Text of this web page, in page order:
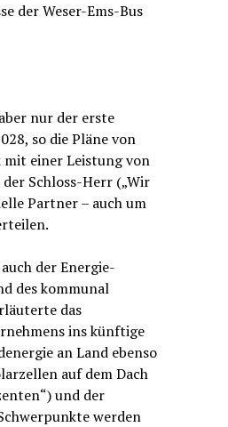
der Weser-Ems-Bus
nur der erste
so die Pläne von
einer Leistung von
Schloss-Herr („Wir
Partner – auch um
der Energie-
des kommunal
das
ins künftige
an Land ebenso
auf dem Dach
und der
werden